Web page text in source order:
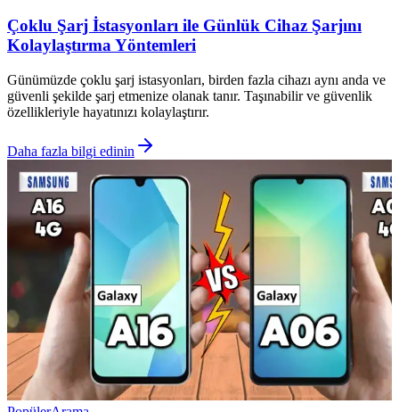
Çoklu Şarj İstasyonları ile Günlük Cihaz Şarjını
Kolaylaştırma Yöntemleri
Günümüzde çoklu şarj istasyonları, birden fazla cihazı aynı anda ve
güvenli şekilde şarj etmenize olanak tanır. Taşınabilir ve güvenlik
özellikleriyle hayatınızı kolaylaştırır.
Daha fazla bilgi edinin